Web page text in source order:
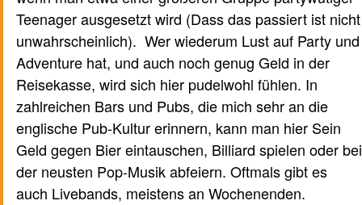
Teenager ausgesetzt wird (Dass das passiert ist nicht
unwahrscheinlich). Wer wiederum Lust auf Party und
Adventure hat, und auch noch genug Geld in der
Reisekasse, wird sich hier pudelwohl fühlen. In
zahlreichen Bars und Pubs, die mich sehr an die
englische Pub-Kultur erinnern, kann man hier Sein
Geld gegen Bier eintauschen, Billiard spielen oder bei
der neusten Pop-Musik abfeiern. Oftmals gibt es
auch Livebands, meistens an Wochenenden.